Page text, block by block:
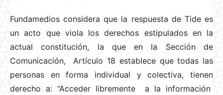
Fundamedios considera que la respuesta de Tide es
un acto que viola los derechos estipulados en la
actual constitución, la que en la Sección de
Comunicación, Artículo 18 establece que todas las
personas en forma individual y colectiva, tienen
derecho a: “Acceder libremente a la información